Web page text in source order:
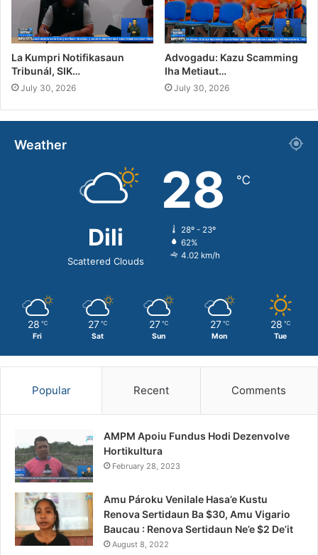
La Kumpri Notifikasaun
Tribunál, SIK…
July 30, 2026
Advogadu: Kazu Scamming
Iha Metiaut…
July 30, 2026
Weather
Dili
Scattered Clouds
28 ℃
28º - 23º
62%
4.02 km/h
28 ℃
Fri
27 ℃
Sat
27 ℃
Sun
27 ℃
Mon
28 ℃
Tue
Popular Recent Comments
AMPM Apoiu Fundus Hodi Dezenvolve
Hortikultura
February 28, 2023
Amu Pároku Venilale Hasa’e Kustu
Renova Sertidaun Ba $30, Amu Vigario
Baucau : Renova Sertidaun Ne’e $2 De’it
August 8, 2022